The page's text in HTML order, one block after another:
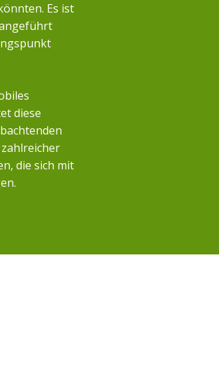
Es ist
diese
die sich mit